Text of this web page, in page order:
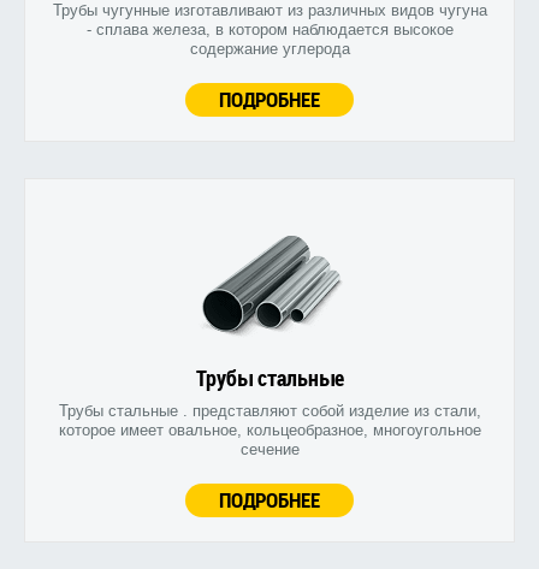
Трубы чугунные изготавливают из различных видов чугуна
- сплава железа, в котором наблюдается высокое
содержание углерода
ПОДРОБНЕЕ
Трубы стальные
Трубы стальные . представляют собой изделие из стали,
которое имеет овальное, кольцеобразное, многоугольное
сечение
ПОДРОБНЕЕ